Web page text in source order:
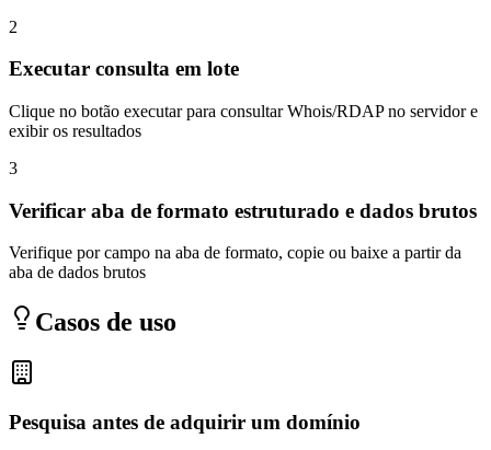
2
Executar consulta em lote
Clique no botão executar para consultar Whois/RDAP no servidor e
exibir os resultados
3
Verificar aba de formato estruturado e dados brutos
Verifique por campo na aba de formato, copie ou baixe a partir da
aba de dados brutos
Casos de uso
Pesquisa antes de adquirir um domínio